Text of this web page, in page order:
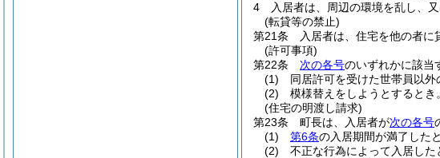
4
入居者は、周辺の環境を乱し、
(転貸等の禁止)
第21条
入居者は、住宅を他の者に
(許可事項)
第22条
次の各号のいずれかに該当
(1)
同居許可を受けた世帯員以外
(2)
模様替えをしようとするとき。
(住宅の明渡し請求)
第23条
町長は、入居者が次の各号
(1)
第6条の入居期間が満了したと
(2)
不正な行為によって入居した